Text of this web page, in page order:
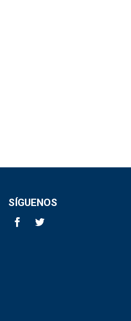
SÍGUENOS